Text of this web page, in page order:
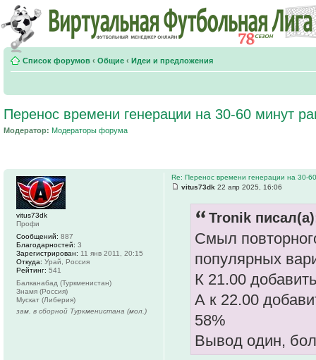
Список форумов ‹ Общие ‹ Идеи и предложения
Перенос времени генерации на 30-60 минут
Модератор: Модераторы форума
Re: Перенос времени генерации на 30-
vitus73dk 22 апр 2025, 16:06
Tronik
Смыл
популярных
К 21.00
А к 22.00
58%
Вывод один,
vitus73dk
Профи
Сообщений: 887
Благодарностей: 3
Зарегистрирован: 11 янв 2011, 20:15
Откуда: Урай, Россия
Рейтинг: 541
Балканабад (Туркменистан)
Знамя (Россия)
Мускат (Либерия)
зам. в сборной Туркменистана (мол.)